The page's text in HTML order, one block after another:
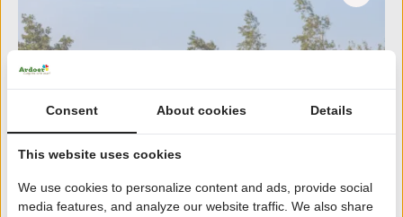
Consent About cookies Details
This website uses cookies
We use cookies to personalize content and ads, provide social
media features, and analyze our website traffic. We also share